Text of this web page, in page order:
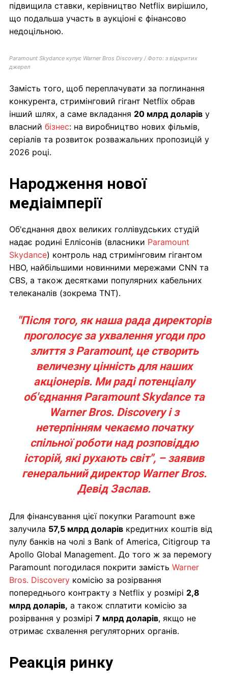
підвищила ставки, керівництво Netflix вирішило,
що подальша участь в аукціоні є фінансово
недоцільною.
Paramount Skydance купує Warner Bros Discovery / Фото: з відкритих
джерел
Замість того, щоб переплачувати за поглинання
конкурента, стримінговий гігант Netflix обрав
інший шлях, а саме вкладання 20 млрд доларів у
власний бізнес: на виробництво нових фільмів,
серіалів та розвиток розважальних пропозицій у
2026 році.
Народження нової
медіаімперії
Об'єднання двох великих голлівудських студій
надає родині Еллісонів (власники Paramount
Skydance) контроль над стримінговим гігантом
HBO, найбільшими новинними мережами CNN та
CBS, а також десятками популярних кабельних
телеканалів (зокрема TNT).
"Після того, як наша рада директорів
проголосує за ухвалення угоди про
злиття з Paramount, це створить
величезну цінність для наших
акціонерів. Ми раді потенціалу
об'єднання Paramount Skydance та
Warner Bros. Discovery і з
нетерпінням чекаємо початку
спільної роботи над розповіддю
історій, які рухають світ", – заявив
генеральний директор Warner Bros.
Девід Заслав.
Для фінансування цієї покупки Paramount вже
залучила 57,5 млрд доларів кредитних коштів від
пулу банків на чолі з Bank of America, Citigroup та
Apollo Global Management. До того ж за перемогу
Paramount погодилася покрити замість Warner
Bros. Discovery комісію за розірвання
попереднього контракту з Netflix у розмірі 2,8
млрд доларів, а також сплатити комісію за
розірвання у розмірі 7 млрд доларів, якщо не
отримає схвалення регуляторних органів.
Реакція ринку